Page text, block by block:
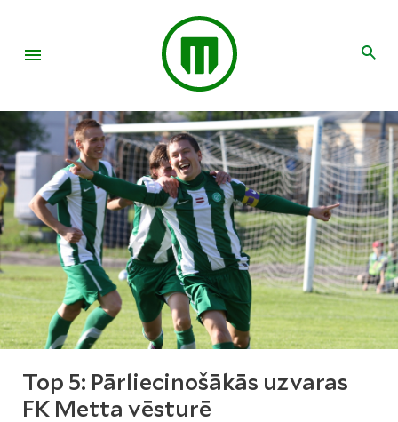
Top 5: Pārliecinošākās uzvaras
FK Metta vēsturē